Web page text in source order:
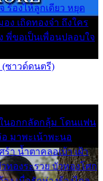
ร้องไห้ลูกเดียว หยุด
ง เถิดทองจ๋า ถึงใคร
พี่ขอเป็นเพื่อนปลอบใจ
(ซาวด์ดนตรี)
นอกกลัดกลุ้ม โดนแฟน
มาพะเน้าพะนอ
ร้า น้ำตาคลอเบ้า เฝ้า
ทองระรวย บัวทองโศก